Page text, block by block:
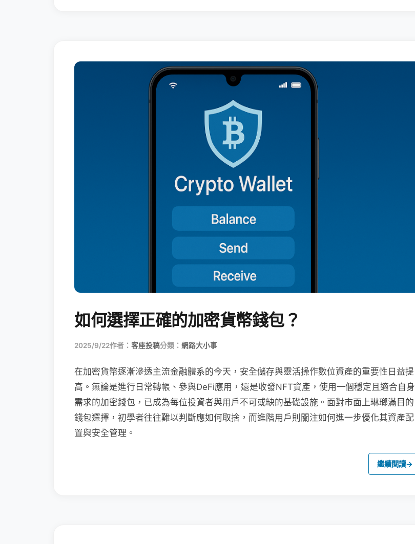
如何選擇正確的加密貨幣錢包？
2025/9/22作者： 客座投稿分類： 網路大小事
在加密貨幣逐漸滲透主流金融體系的今天，安全儲存與靈活操作數位資產的重要性日益提
高。無論是進行日常轉帳、參與DeFi應用，還是收發NFT資產，使用一個穩定且適合自身
需求的加密錢包，已成為每位投資者與用戶不可或缺的基礎設施。面對市面上琳瑯滿目的
錢包選擇，初學者往往難以判斷應如何取捨，而進階用戶則關注如何進一步優化其資產配
置與安全管理。
繼續閱讀→